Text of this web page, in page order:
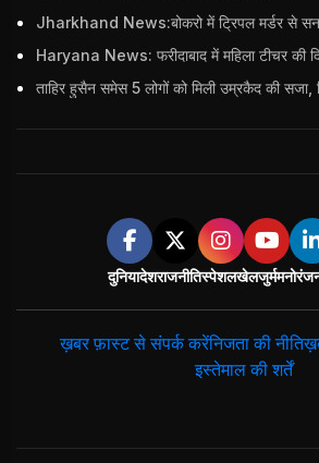
दुनियादेशराजनीतिस्पेशलखेलजुर्म
ख़बर फ़ास्ट से संपर्क करेंनिजता की नीति
इस्तेमाल की शर्तें